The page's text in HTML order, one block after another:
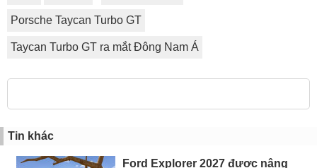
Porsche Taycan Turbo GT
Taycan Turbo GT ra mắt Đông Nam Á
Tin khác
Ford Explorer 2027 được nâng